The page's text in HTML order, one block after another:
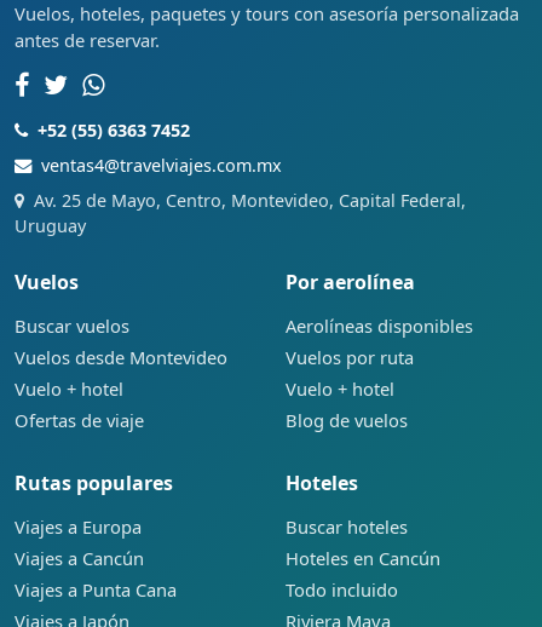
Vuelos, hoteles, paquetes y tours con asesoría personalizada
antes de reservar.
+52 (55) 6363 7452
ventas4@travelviajes.com.mx
Av. 25 de Mayo, Centro, Montevideo, Capital Federal,
Uruguay
Vuelos
Buscar vuelos
Vuelos desde Montevideo
Vuelo + hotel
Ofertas de viaje
Por aerolínea
Aerolíneas disponibles
Vuelos por ruta
Vuelo + hotel
Blog de vuelos
Rutas populares
Viajes a Europa
Viajes a Cancún
Viajes a Punta Cana
Viajes a Japón
Hoteles
Buscar hoteles
Hoteles en Cancún
Todo incluido
Riviera Maya